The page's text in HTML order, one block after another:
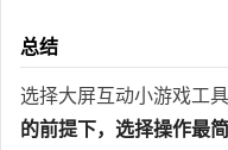
总结
选择大屏互动小游戏工
的前提下，选择操作最